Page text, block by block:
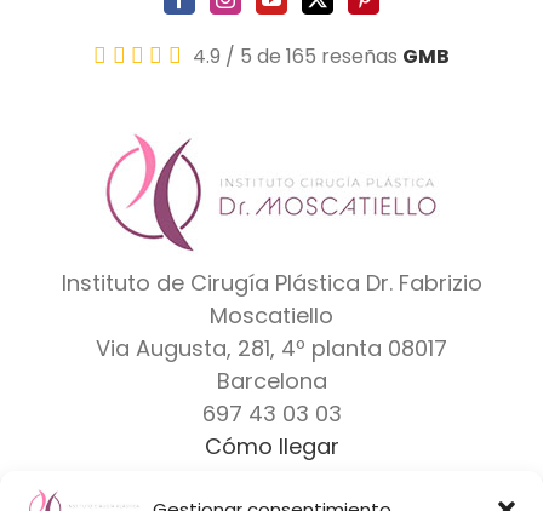
4.9 / 5 de 165 reseñas GMB
Instituto de Cirugía Plástica Dr. Fabrizio
Moscatiello
Via Augusta, 281, 4º planta 08017
Barcelona
697 43 03 03
Cómo llegar